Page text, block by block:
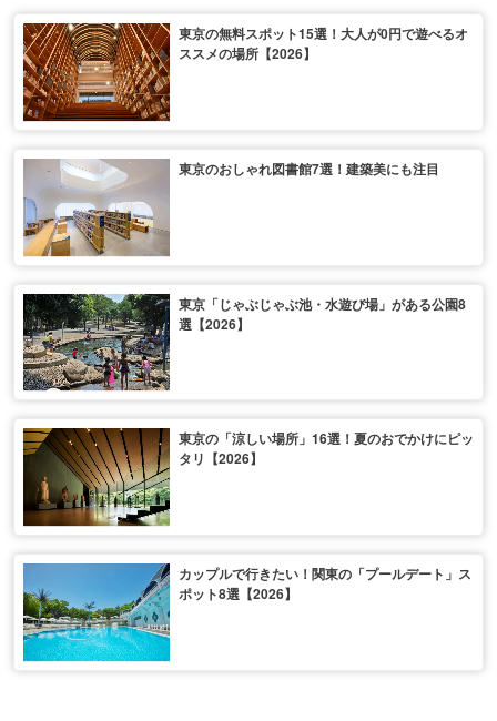
東京の無料スポット15選！大人が0円で遊べるオ
ススメの場所【2026】
東京のおしゃれ図書館7選！建築美にも注目
東京「じゃぶじゃぶ池・水遊び場」がある公園8
選【2026】
東京の「涼しい場所」16選！夏のおでかけにピッ
タリ【2026】
カップルで行きたい！関東の「プールデート」ス
ポット8選【2026】